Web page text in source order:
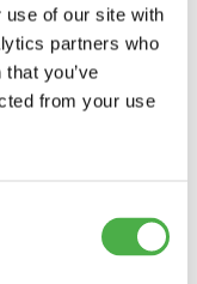
use of our site with
partners who
you’ve
from your use
on on
vuoksi.